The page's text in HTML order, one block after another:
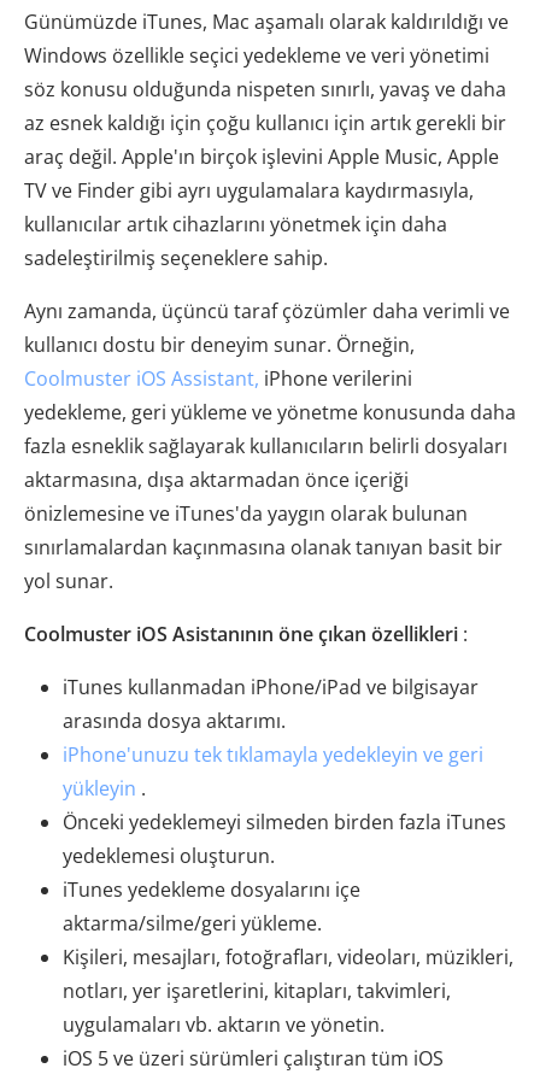
Günümüzde iTunes, Mac aşamalı olarak kaldırıldığı ve
Windows özellikle seçici yedekleme ve veri yönetimi
söz konusu olduğunda nispeten sınırlı, yavaş ve daha
az esnek kaldığı için çoğu kullanıcı için artık gerekli bir
araç değil. Apple'ın birçok işlevini Apple Music, Apple
TV ve Finder gibi ayrı uygulamalara kaydırmasıyla,
kullanıcılar artık cihazlarını yönetmek için daha
sadeleştirilmiş seçeneklere sahip.
Aynı zamanda, üçüncü taraf çözümler daha verimli ve
kullanıcı dostu bir deneyim sunar. Örneğin,
Coolmuster iOS Assistant, iPhone verilerini
yedekleme, geri yükleme ve yönetme konusunda daha
fazla esneklik sağlayarak kullanıcıların belirli dosyaları
aktarmasına, dışa aktarmadan önce içeriği
önizlemesine ve iTunes'da yaygın olarak bulunan
sınırlamalardan kaçınmasına olanak tanıyan basit bir
yol sunar.
Coolmuster iOS Asistanının öne çıkan özellikleri :
iTunes kullanmadan iPhone/iPad ve bilgisayar
arasında dosya aktarımı.
iPhone'unuzu tek tıklamayla yedekleyin ve geri
yükleyin .
Önceki yedeklemeyi silmeden birden fazla iTunes
yedeklemesi oluşturun.
iTunes yedekleme dosyalarını içe
aktarma/silme/geri yükleme.
Kişileri, mesajları, fotoğrafları, videoları, müzikleri,
notları, yer işaretlerini, kitapları, takvimleri,
uygulamaları vb. aktarın ve yönetin.
iOS 5 ve üzeri sürümleri çalıştıran tüm iOS